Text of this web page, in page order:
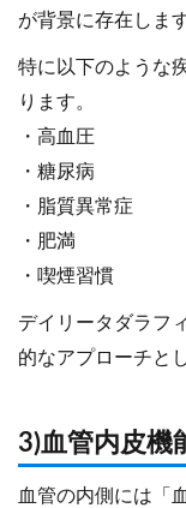
が背景に存在します
特に以下のような
ります。
・高血圧
・糖尿病
・脂質異常症
・肥満
・喫煙習慣
デイリータダラフ
的なアプローチと
3)血管内皮機
血管の内側には「